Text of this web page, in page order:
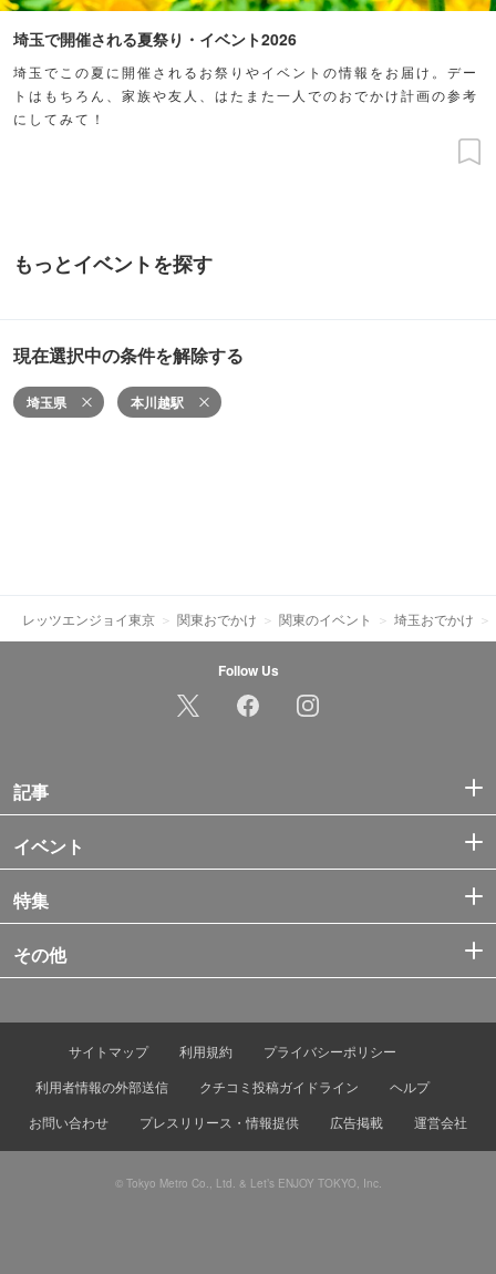
埼玉で開催される夏祭り・イベント2026
埼玉でこの夏に開催されるお祭りやイベントの情報をお届け。デー
トはもちろん、家族や友人、はたまた一人でのおでかけ計画の参考
にしてみて！
もっとイベントを探す
現在選択中の条件を解除する
埼玉県 本川越駅
レッツエンジョイ東京 関東おでかけ 関東のイベント 埼玉おでかけ
Follow Us
記事
イベント
特集
その他
サイトマップ 利用規約
プライバシーポリシー
利用者情報の外部送信
クチコミ投稿ガイドライン
ヘルプ
お問い合わせ
プレスリリース・情報提供 広告掲載 運営会社
© Tokyo Metro Co., Ltd. & Let’s ENJOY TOKYO, Inc.